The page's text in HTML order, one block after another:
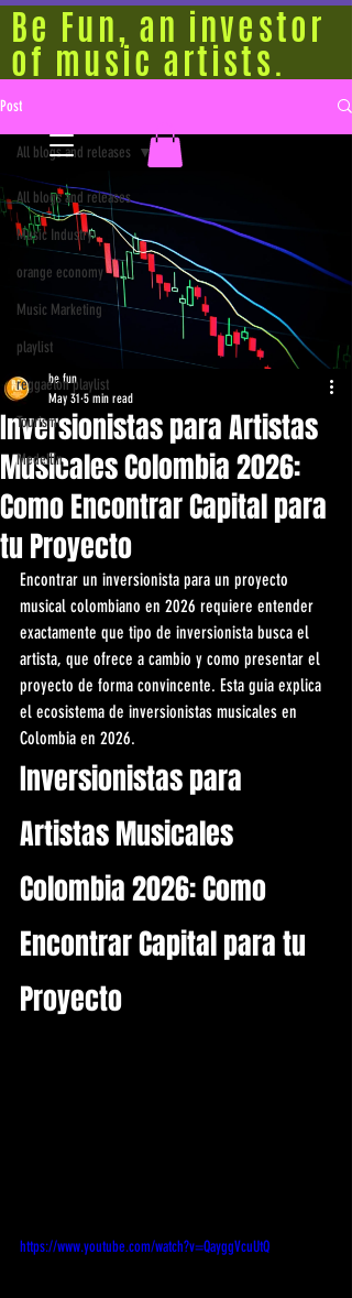
Be Fun, an investor
of music artists.
Post
All blogs and releases
Music Industry
orange economy
Music Marketing
playlist
reggaeton playlist
Tourism
Medellín
All blogs and releases
Inversionistas para Artistas
Musicales Colombia 2026:
Como Encontrar Capital para
tu Proyecto
be fun
May 31 5 min read
Encontrar un inversionista para un proyecto
musical colombiano en 2026 requiere entender
exactamente que tipo de inversionista busca el
artista, que ofrece a cambio y como presentar el
proyecto de forma convincente. Esta guia explica
el ecosistema de inversionistas musicales en
Colombia en 2026.
Inversionistas para
Artistas Musicales
Colombia 2026: Como
Encontrar Capital para tu
Proyecto
https://www.youtube.com/watch?v=QayggVcuUtQ